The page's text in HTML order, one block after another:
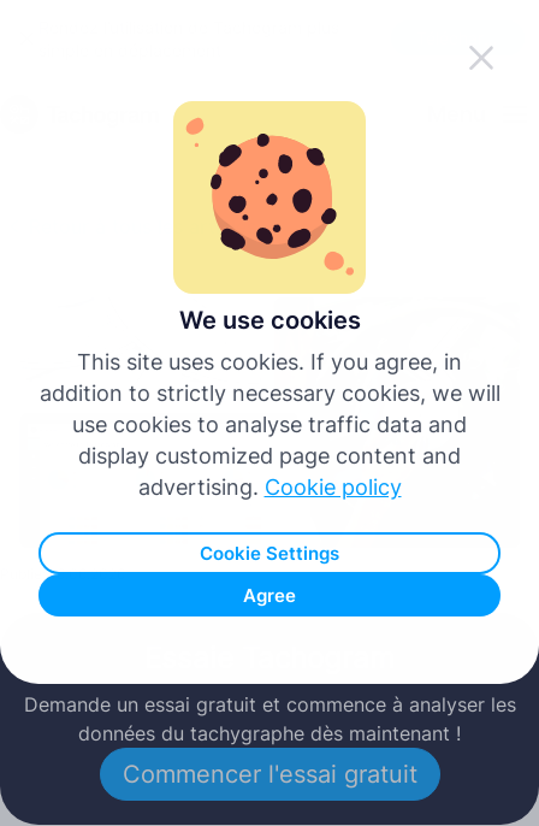
We use cookies
This site uses cookies. If you agree, in
addition to strictly necessary cookies, we will
use cookies to analyse traffic data and
display customized page content and
advertising. Cookie policy
Cookie Settings
Agree
Italiano
Português
Retour à tous les articles
Publié: 16.06.2026
Demande un essai gratuit et commence à analyser les
données du tachygraphe dès maintenant !
Commencer l'essai gratuit